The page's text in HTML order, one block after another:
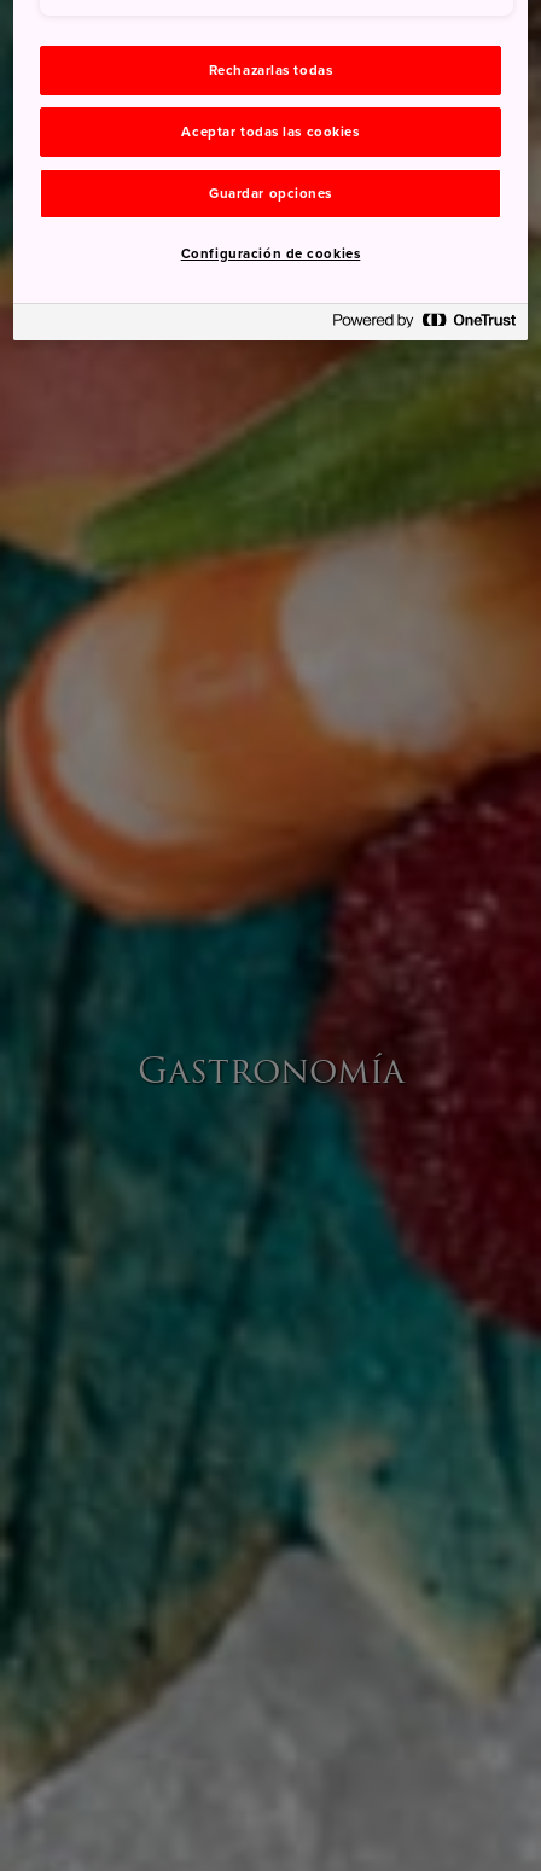
Gastronomía
Rechazarlas todas
Aceptar todas las cookies
Guardar opciones
Configuración de cookies